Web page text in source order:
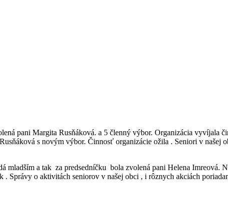
pani Margita Rusňáková. a 5 členný výbor. Organizácia vyvíjala
s novým výbor. Činnosť organizácie ožila . Seniori v
mladším a tak za predsedníčku bola zvolená pani Helena Imreová.
Správy o aktivitách seniorov v našej obci , i rôznych akciách